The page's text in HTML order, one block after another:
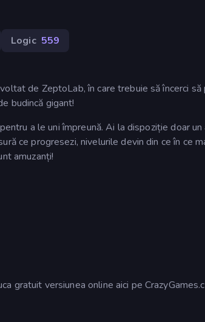
Logic 559
de ZeptoLab, în care trebuie să încerci
budincă gigant!
a le uni împreună. Ai la dispoziție doar un
ce progresezi, nivelurile devin din ce în ce
amuzanți!
gratuit versiunea online aici pe